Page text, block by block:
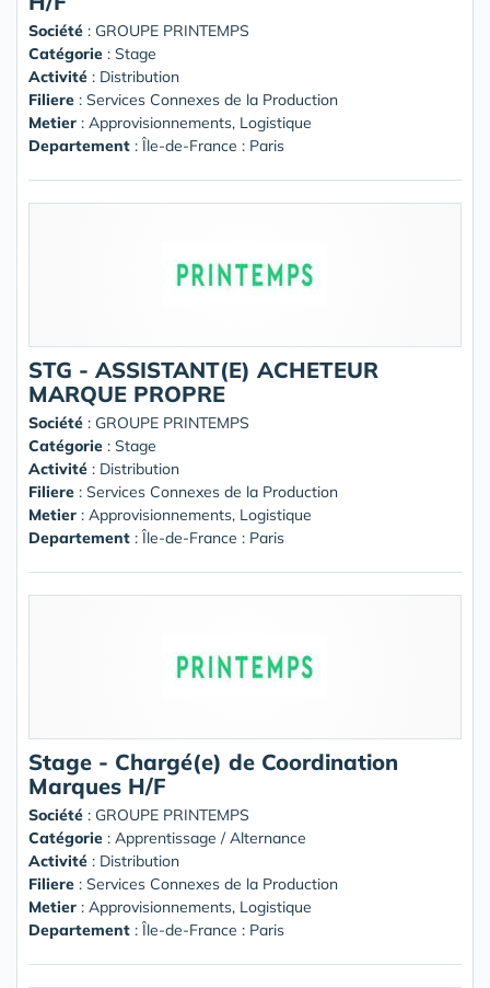
Société : GROUPE PRINTEMPS
Catégorie : Stage
Activité : Distribution
Filiere : Services Connexes de la Production
Metier : Approvisionnements, Logistique
Departement : Île-de-France : Paris
STG - ASSISTANT(E) ACHETEUR
MARQUE PROPRE
Société : GROUPE PRINTEMPS
Catégorie : Stage
Activité : Distribution
Filiere : Services Connexes de la Production
Metier : Approvisionnements, Logistique
Departement : Île-de-France : Paris
Stage - Chargé(e) de Coordination
Marques H/F
Société : GROUPE PRINTEMPS
Catégorie : Apprentissage / Alternance
Activité : Distribution
Filiere : Services Connexes de la Production
Metier : Approvisionnements, Logistique
Departement : Île-de-France : Paris